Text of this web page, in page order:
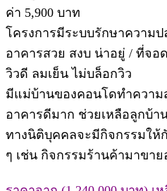
ค่า 5,900 บาท
โครงการมีระบบรักษาความ
อาคารสวย สงบ น่าอยู่ / ที่จอ
วิวดี ลมเย็น ไม่บล็อกวิว
มีแม่บ้านของคอนโดทำความ
อาคารดีมาก ช่วยเหลือลูกบ้า
ทางนิติบุคคลจะมีกิจกรรมให้
ๆ เช่น กิจกรรมร้านค้ามาขาย